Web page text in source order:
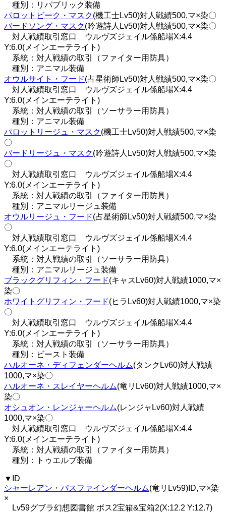
種別：リパブリック装備
パロットビーク・マスク(機工士Lv50)対人戦績500,マ×染〇
バードソング・マスク(吟遊詩人Lv50)対人戦績500,マ×染〇
対人戦績取引窓口 ウルヴズジェイル係船場X:4.4
Y:6.0(メインエーテライト)
系統：対人戦績の取引（ファイター用防具）
種別：アニマル装備
オウルサイト・フード(占星術師Lv50)対人戦績500,マ×染〇
対人戦績取引窓口 ウルヴズジェイル係船場X:4.4
Y:6.0(メインエーテライト)
系統：対人戦績の取引（ソーサラー用防具）
種別：アニマル装備
パロットリージュ・マスク(機工士Lv50)対人戦績500,マ×染
〇
バードリージュ・マスク(吟遊詩人Lv50)対人戦績500,マ×染
〇
対人戦績取引窓口 ウルヴズジェイル係船場X:4.4
Y:6.0(メインエーテライト)
系統：対人戦績の取引（ファイター用防具）
種別：アニマルリージュ装備
オウルリージュ・フード(占星術師Lv50)対人戦績500,マ×染
〇
対人戦績取引窓口 ウルヴズジェイル係船場X:4.4
Y:6.0(メインエーテライト)
系統：対人戦績の取引（ソーサラー用防具）
種別：アニマルリージュ装備
ブラックグリフィン・フード(キャスLv60)対人戦績1000,マ×
染〇
ホワイトグリフィン・フード(ヒラLv60)対人戦績1000,マ×染
〇
対人戦績取引窓口 ウルヴズジェイル係船場X:4.4
Y:6.0(メインエーテライト)
系統：対人戦績の取引（ソーサラー用防具）
種別：ビースト装備
ハルオーネ・ディフェンダーヘルム(タンクLv60)対人戦績
1000,マ×染〇
ハルオーネ・スレイヤーヘルム(竜リLv60)対人戦績1000,マ×
染〇
オシュオン・レンジャーヘルム(レンジャLv60)対人戦績
1000,マ×染〇
対人戦績取引窓口 ウルヴズジェイル係船場X:4.4
Y:6.0(メインエーテライト)
系統：対人戦績の取引（ファイター用防具）
種別：トゥエルブ装備
▼ID
シャーレアン・パスファインダーヘルム(竜リLv59)ID,マ×染
×
Lv59グブラ幻想図書館 ボス2宝箱&宝箱2(X:12.2 Y:12.7)